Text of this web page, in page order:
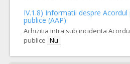
IV.1.8) Informatii despre Acordul
publice (AAP)
Achizitia intra sub incidenta
publice Nu